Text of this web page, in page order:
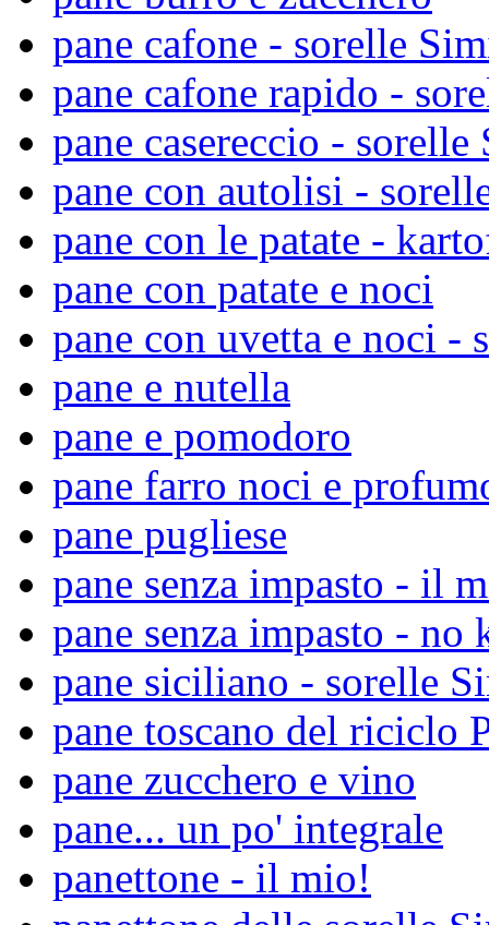
pane cafone - sorelle
pane cafone rapido -
pane casereccio -
pane con autolisi -
pane con le patate -
pane con patate e noci
pane con uvetta e noci -
pane e nutella
pane e pomodoro
pane farro noci e
pane pugliese
pane senza impasto - il
pane senza impasto - no
pane siciliano - sorelle
pane toscano del riciclo
pane zucchero e vino
pane... un po' integrale
panettone - il mio!